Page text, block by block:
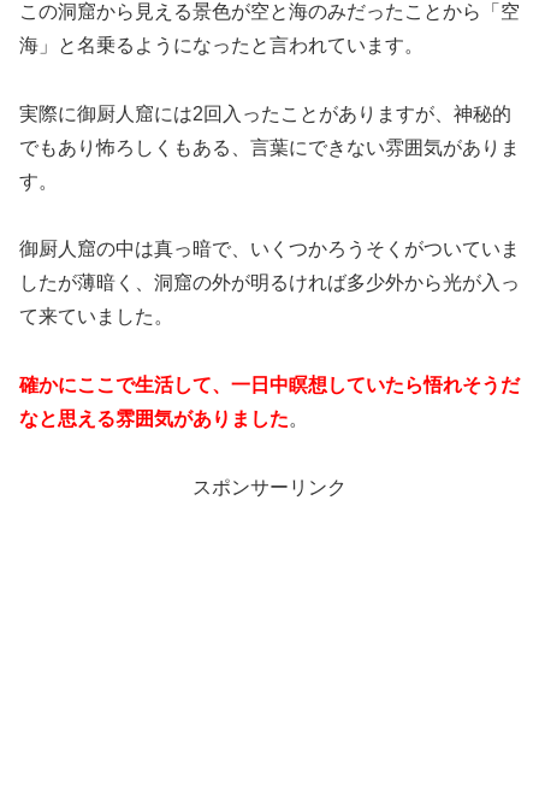
この洞窟から見える景色が空と海のみだったことから「空
海」と名乗るようになったと言われています。
実際に御厨人窟には2回入ったことがありますが、神秘的
でもあり怖ろしくもある、言葉にできない雰囲気がありま
す。
御厨人窟の中は真っ暗で、いくつかろうそくがついていま
したが薄暗く、洞窟の外が明るければ多少外から光が入っ
て来ていました。
確かにここで生活して、一日中瞑想していたら悟れそうだ
なと思える雰囲気がありました。
スポンサーリンク